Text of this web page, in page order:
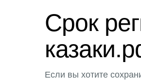
Срок
Если вы хотите